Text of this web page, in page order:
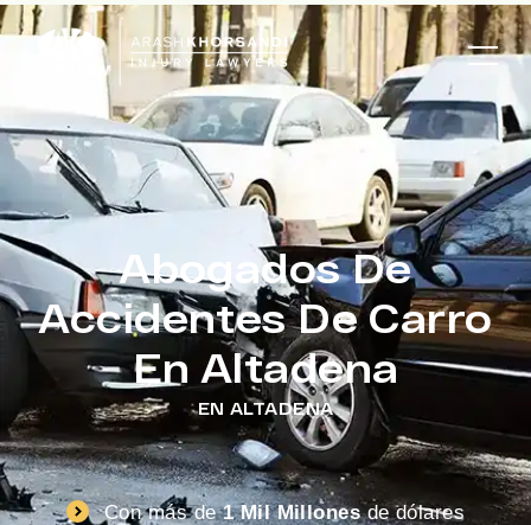
Abogados De
Accidentes De Carro
En Altadena
EN ALTADENA
Con más de1 Mil Millonesde dólares